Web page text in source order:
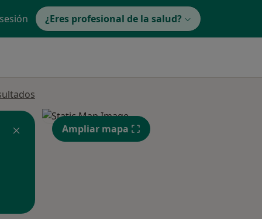
¿Eres profesional de la salud?
Ampliar mapa